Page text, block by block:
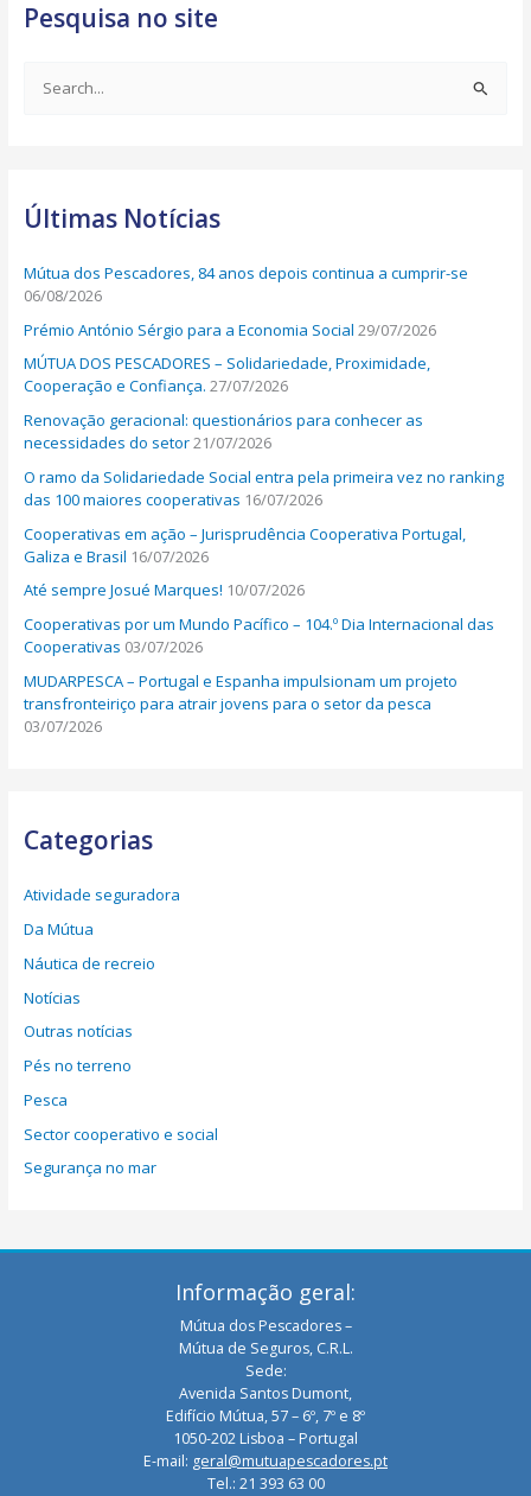
Pesquisa no site
c
f
o
r
:
Últimas Notícias
Mútua dos Pescadores, 84 anos depois continua a cumprir-se
06/08/2026
Prémio António Sérgio para a Economia Social 29/07/2026
MÚTUA DOS PESCADORES – Solidariedade, Proximidade,
Cooperação e Confiança. 27/07/2026
Renovação geracional: questionários para conhecer as
necessidades do setor21/07/2026
O ramo da Solidariedade Social entra pela primeira vez no ranking
das 100 maiores cooperativas 16/07/2026
Cooperativas em ação – Jurisprudência Cooperativa Portugal,
Galiza e Brasil 16/07/2026
Até sempre Josué Marques! 10/07/2026
Cooperativas por um Mundo Pacífico – 104.º Dia Internacional das
Cooperativas 03/07/2026
MUDARPESCA – Portugal e Espanha impulsionam um projeto
transfronteiriço para atrair jovens para o setor da pesca
03/07/2026
Categorias
Atividade seguradora
Da Mútua
Náutica de recreio
Notícias
Outras notícias
Pés no terreno
Pesca
Sector cooperativo e social
Segurança no mar
Informação geral:
Mútua dos Pescadores –
Mútua de Seguros, C.R.L.
Sede:
Avenida Santos Dumont,
Edifício Mútua, 57 – 6º, 7º e 8º
1050-202 Lisboa – Portugal
E-mail: geral@mutuapescadores.pt
Tel.: 21 393 63 00